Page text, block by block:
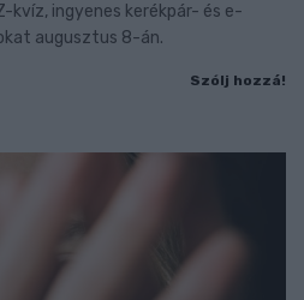
kvíz, ingyenes kerékpár- és e-
augusztus 8-án.
Szólj hozzá!